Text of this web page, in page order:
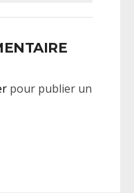
pour publier un